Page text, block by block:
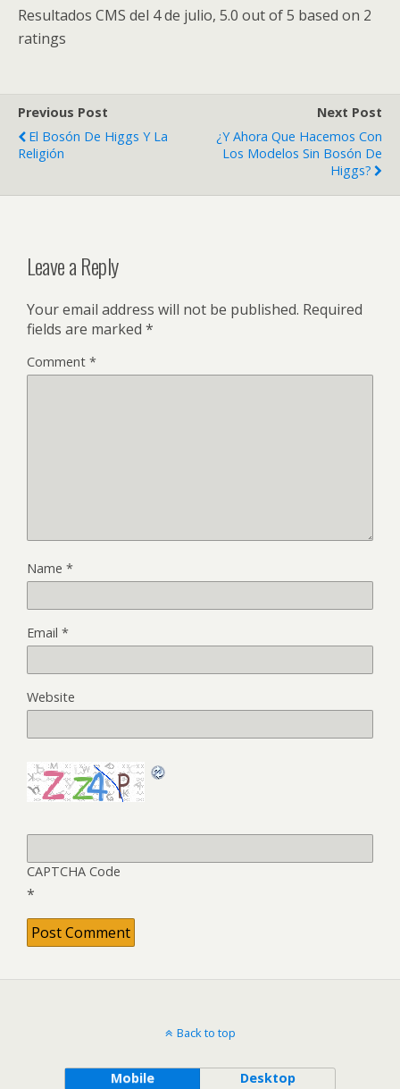
Resultados CMS del 4 de julio, 5.0 out of5 based on 2
ratings
Previous Post
El Bosón De Higgs Y La
Religión
Next Post
¿y Ahora Que Hacemos Con
Los Modelos Sin Bosón De
Higgs?
Leave a Reply
Your email address will not be published. Required
fields are marked *
Comment *
Name *
Email *
Website
CAPTCHA Code
*
Back to top
Mobile Desktop